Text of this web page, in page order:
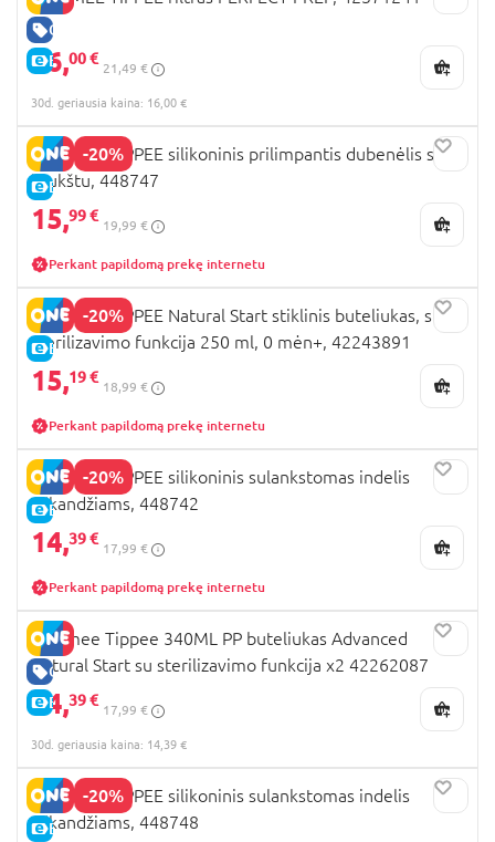
GERA KAINA
E-KAINA
16,00 €
21,49 €
30d. geriausia kaina: 16,00 €
-20%
E-KAINA
TOMMEE TIPPEE silikoninis prilimpantis dubenėlis su
šaukštu, 448747
15,99 €
19,99 €
Perkant papildomą prekę internetu
-20%
E-KAINA
TOMMEE TIPPEE Natural Start stiklinis buteliukas, su
sterilizavimo funkcija 250 ml, 0 mėn+, 42243891
15,19 €
18,99 €
Perkant papildomą prekę internetu
-20%
E-KAINA
TOMMEE TIPPEE silikoninis sulankstomas indelis
užkandžiams, 448742
14,39 €
17,99 €
Perkant papildomą prekę internetu
GERA KAINA
E-KAINA
Tommee Tippee 340ML PP buteliukas Advanced
Natural Start su sterilizavimo funkcija x2 42262087
14,39 €
17,99 €
30d. geriausia kaina: 14,39 €
-20%
E-KAINA
TOMMEE TIPPEE silikoninis sulankstomas indelis
užkandžiams, 448748